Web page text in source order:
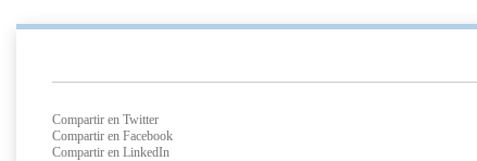
Compartir en Twitter
Compartir en Facebook
Compartir en LinkedIn